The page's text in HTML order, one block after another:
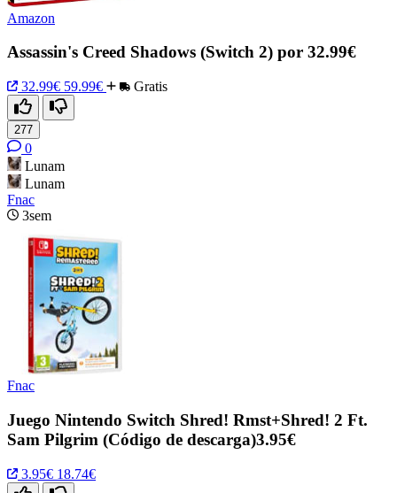
Amazon
Assassin's Creed Shadows (Switch 2) por 32.99€
32.99€ 59.99€ Gratis
277
0
Lunam
Lunam
Fnac
3sem
Fnac
Juego Nintendo Switch Shred! Rmst+Shred! 2 Ft.
Sam Pilgrim (Código de descarga)3.95€
3.95€ 18.74€